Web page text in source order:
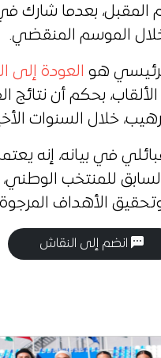
المقبل، بعدما شارك
خلال الموسم المنقضي.
هو العودة إلى
بحكم أن نتائج
خلال السنوات
في بيانه، إنه
للمنتخب
الأهداف
انضم إلى النقاش